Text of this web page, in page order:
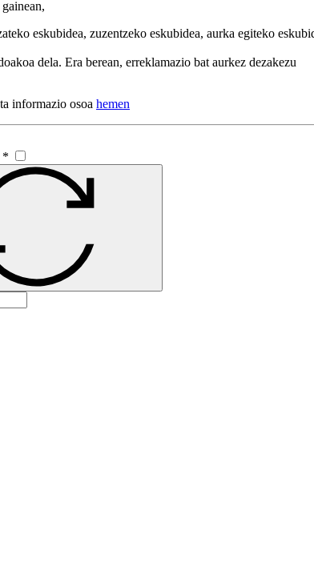
eskubidea, zuzentzeko eskubidea, aurka egiteko
dela. Era berean, erreklamazio bat aurkez dezakezu
informazio osoa hemen
*